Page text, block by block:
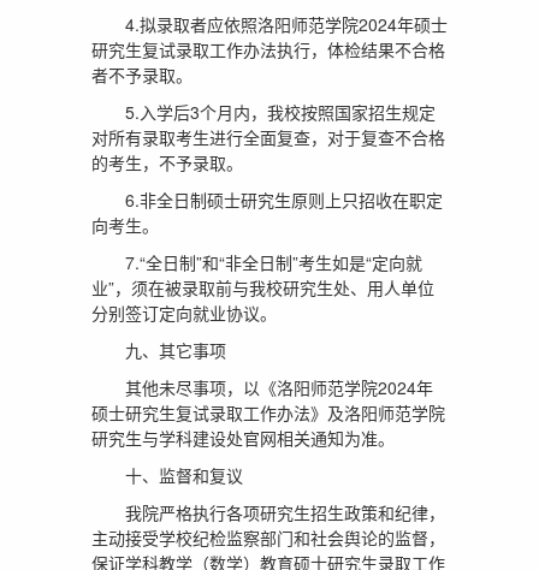
4.拟录取者应依照洛阳师范学院2024年硕士
研究生复试录取工作办法执行，体检结果不合格
者不予录取。
5.入学后3个月内，我校按照国家招生规定
对所有录取考生进行全面复查，对于复查不合格
的考生，不予录取。
6.非全日制硕士研究生原则上只招收在职定
向考生。
7.“全日制”和“非全日制”考生如是“定向就
业”，须在被录取前与我校研究生处、用人单位
分别签订定向就业协议。
九、其它事项
其他未尽事项，以《洛阳师范学院2024年
硕士研究生复试录取工作办法》及洛阳师范学院
研究生与学科建设处官网相关通知为准。
十、监督和复议
我院严格执行各项研究生招生政策和纪律，
主动接受学校纪检监察部门和社会舆论的监督，
保证学科教学（数学）教育硕士研究生录取工作